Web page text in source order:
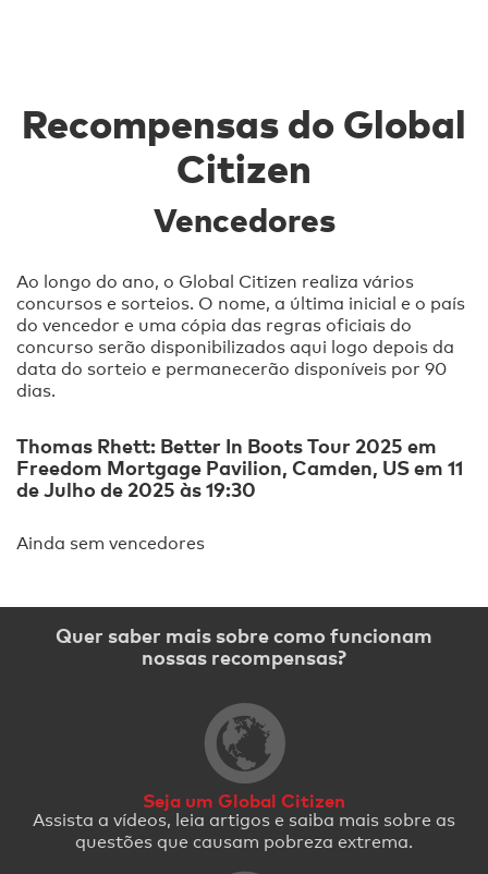
Recompensas do Global
Citizen
Vencedores
Ao longo do ano, o Global Citizen realiza vários
concursos e sorteios. O nome, a última inicial e o país
do vencedor e uma cópia das regras oficiais do
concurso serão disponibilizados aqui logo depois da
data do sorteio e permanecerão disponíveis por 90
dias.
Thomas Rhett: Better In Boots Tour 2025 em
Freedom Mortgage Pavilion, Camden, US em 11
de Julho de 2025 às 19:30
Ainda sem vencedores
Quer saber mais sobre como funcionam
nossas recompensas?
Seja um Global Citizen
Assista a vídeos, leia artigos e saiba mais sobre as
questões que causam pobreza extrema.